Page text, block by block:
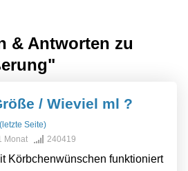
& Antworten zu
/ Wieviel ml ?
(letzte Seite)
Monat 240419
Körbchenwünschen funktioniert